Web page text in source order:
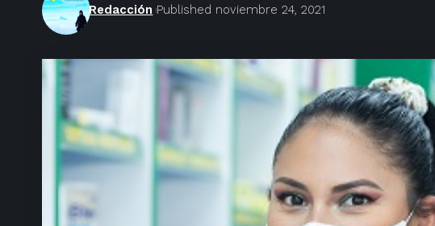
Redacción Published noviembre 24, 2021